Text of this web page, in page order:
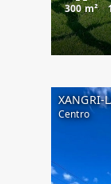
300 m²
XANGRI-
Centro